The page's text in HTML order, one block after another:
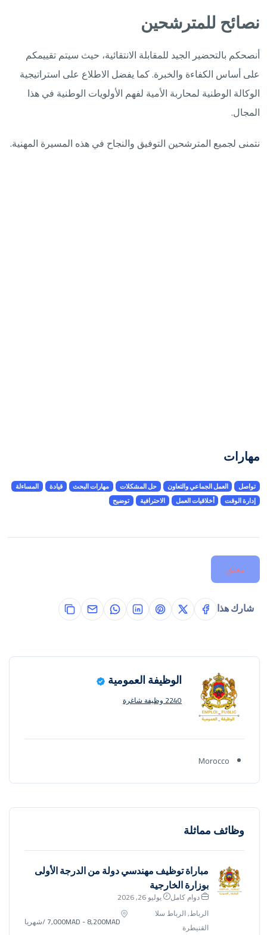
نصائح للمترشحين
أنصحكم بالتحضير الجيد للمقابلة الانتقائية، حيث سيتم تقييمكم
على أساس الكفاءة والخبرة. كما يفضل الاطلاع على استراتيجية
الوكالة الوطنية لمحاربة الأمية لفهم الأولويات الوطنية في هذا
المجال.
نتمنى لجميع المترشحين التوفيق والنجاح في هذه المسيرة المهنية.
مهارات
تواصل العمل الجماعي والتعاون حل المشكلات مهارات البحث قيادة
المساءلة
إدارة الوقت
أخلاقيات العمل الاحترافية توضيح
مغلق
شارك هذا
الوظيفة العمومية
2240 وظيفة شاغرة
Morocco
وظائف مماثلة
مباراة توظيف مهندسي دولة من الدرجة الأولى
بوزارة الخارجية
دوام كامل
يوليو 26, 2026
الرباط, الرباط سلا
القنيطرة
7,000MAD - 8,200MAD/شهريا